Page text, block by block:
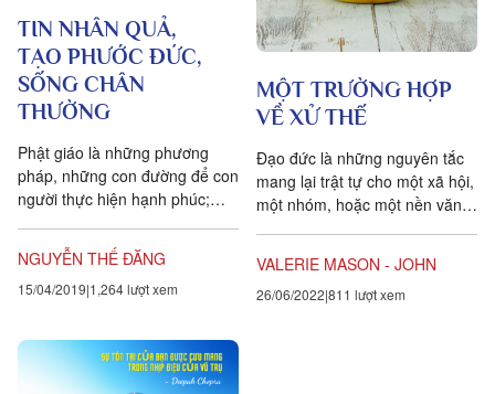
TIN NHÂN QUẢ,
TẠO PHƯỚC ĐỨC,
SỐNG CHÂN
THƯỜNG
Phật giáo là những phương
pháp, những con đường để con
người thực hiện hạnh phúc;
mất, đến hạnh phúc tối thượng,
không được không mất.
NGUYỄN THẾ ĐĂNG
15/04/2019 1,264 lượt xem
MỘT TRƯỜNG HỢP
VỀ XỬ THẾ
Đạo đức là những nguyên tắc
mang lại trật tự cho một xã hội,
một nhóm, hoặc một nền văn
VALERIE MASON - JOHN
26/06/2022 811 lượt xem